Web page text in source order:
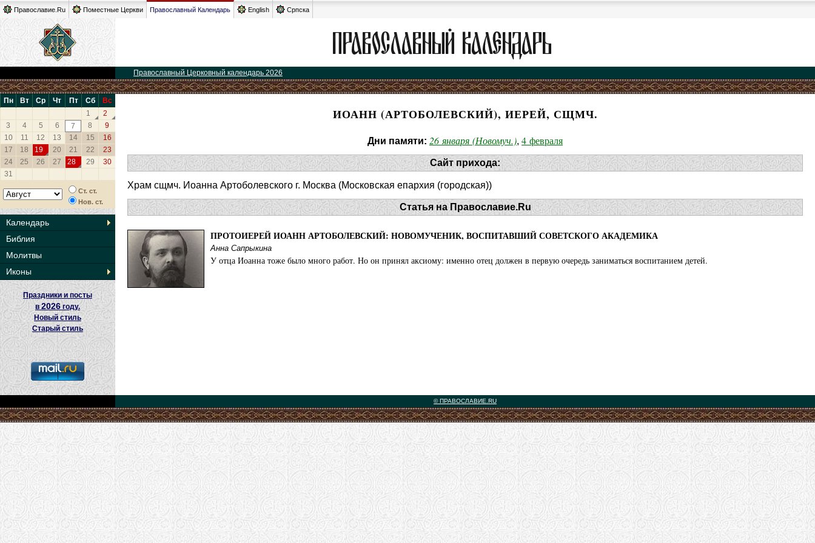
Православие.Ru Поместные Церкви Православный Календарь English Српска
Православный Церковный календарь 2026
Пн Вт Ср Чт Пт Сб
Вс
1
2
3
4 5 6 7 8
9
10
11 12 13 14 15
16
17
18 19 20 21 22
23
24
25 26 27 28 29
30
31
Ст. ст.
Нов. ст.
Календарь
Библия
Молитвы
Иконы
Праздники и посты
в2026 году.
Новый стиль
Старый стиль
ИОАНН (АРТОБОЛЕВСКИЙ), ИЕРЕЙ, СЩМЧ.
Дни памяти: 26 января (Новомуч.), 4 февраля
Сайт прихода:
Храм сщмч. Иоанна Артоболевского г. Москва (Московская епархия (городская))
Статья на Православие.Ru
ПРОТОИЕРЕЙ ИОАНН АРТОБОЛЕВСКИЙ: НОВОМУЧЕНИК, ВОСПИТАВШИЙ СОВЕТСКОГО АКАДЕМИКА
Анна Сапрыкина
У отца Иоанна тоже было много работ. Но он принял аксиому: именно отец должен в первую очередь заниматься воспитанием детей.
© ПРАВОСЛАВИЕ.RU